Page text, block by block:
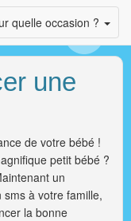
quelle occasion ?
une
de votre bébé !
petit bébé ?
un
à votre famille,
la bonne